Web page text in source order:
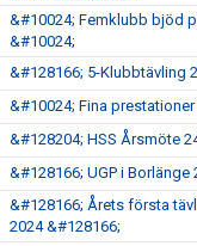
&#10024; Femklubb bjöd
&#10024;
&#128166; 5-Klubbtävling
&#10024; Fina
&#128204; HSS Årsmöte
&#128166; UGP i Borlänge
&#128166; Årets första
2024 &#128166;